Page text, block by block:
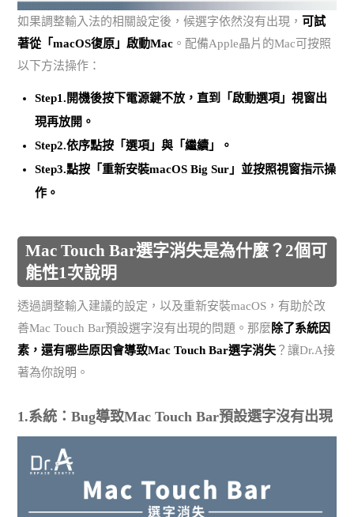
如果調整輸入法的相關設定後，候選字依然沒有出現， 可試
著從「macOS復原」啟動Mac 。配備Apple晶片的Mac可按照
以下方法操作：
Step1.開機後按下電源鍵不放，直到「啟動選項」視窗出
現再放開。
Step2.依序點按「選項」與「繼續」。
Step3.點按「重新安裝macOS Big Sur」並按照視窗指示操
作。
Mac Touch Bar選字消失是為什麼？2個可
能性1次說明
透過調整輸入建議的設定，以及重新安裝macOS，有助於改
善Mac Touch Bar預設選字沒有出現的問題。那麼除了系統因
素，還有哪些原因會導致Mac Touch Bar選字消失 ？讓Dr.A接
著為你說明。
1.系統：Bug導致Mac Touch Bar預設選字沒有出現